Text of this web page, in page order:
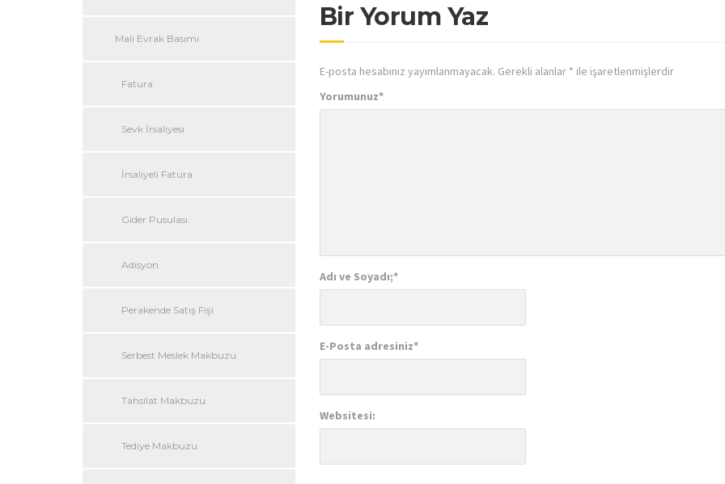
Bir Yorum Yaz
E-posta hesabınız yayımlanmayacak. Gerekli alanlar * ile işaretlenmişlerdir
Yorumunuz*
Adı ve Soyadı;*
E-Posta adresiniz*
Websitesi:
Mali Evrak Basımı
Fatura
Sevk İrsaliyesi
İrsaliyeli Fatura
Gider Pusulası
Adisyon
Perakende Satış Fişi
Serbest Meslek Makbuzu
Tahsilat Makbuzu
Tediye Makbuzu